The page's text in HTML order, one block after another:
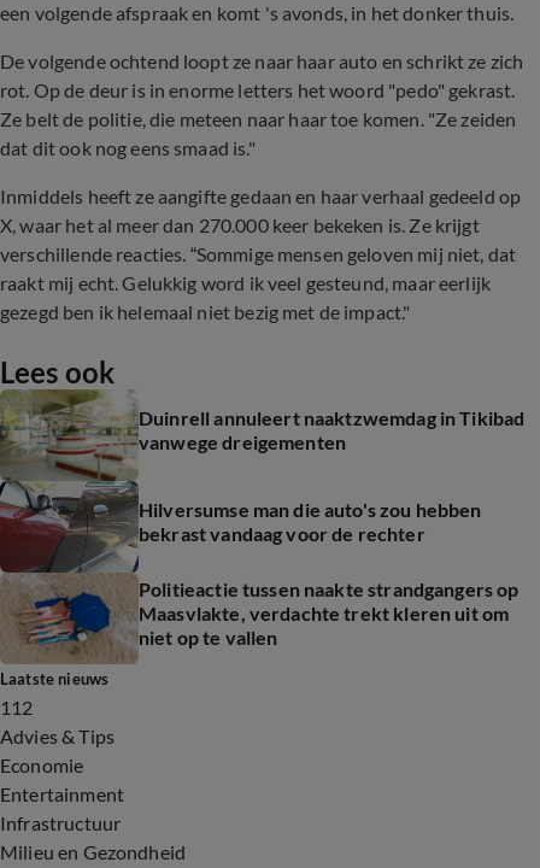
een volgende afspraak en komt 's avonds, in het donker thuis.
De volgende ochtend loopt ze naar haar auto en schrikt ze zich
rot. Op de deur is in enorme letters het woord "pedo" gekrast.
Ze belt de politie, die meteen naar haar toe komen. "Ze zeiden
dat dit ook nog eens smaad is."
Inmiddels heeft ze aangifte gedaan en haar verhaal gedeeld op
X, waar het al meer dan 270.000 keer bekeken is. Ze krijgt
verschillende reacties. “Sommige mensen geloven mij niet, dat
raakt mij echt. Gelukkig word ik veel gesteund, maar eerlijk
gezegd ben ik helemaal niet bezig met de impact."
Lees ook
Duinrell annuleert naaktzwemdag in Tikibad
vanwege dreigementen
Hilversumse man die auto's zou hebben
bekrast vandaag voor de rechter
Politieactie tussen naakte strandgangers op
Maasvlakte, verdachte trekt kleren uit om
niet op te vallen
Laatste nieuws
112
Advies & Tips
Economie
Entertainment
Infrastructuur
Milieu en Gezondheid